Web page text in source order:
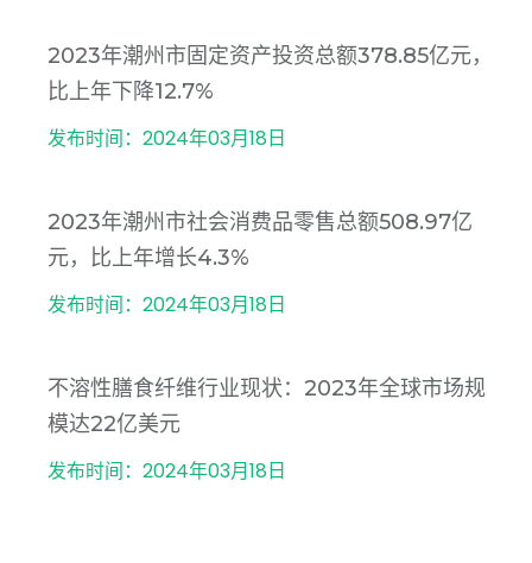
2023年潮州市固定资产投资总额378.85亿元，
比上年下降12.7%
发布时间：2024年03月18日
2023年潮州市社会消费品零售总额508.97亿
元，比上年增长4.3%
发布时间：2024年03月18日
不溶性膳食纤维行业现状：2023年全球市场规
模达22亿美元
发布时间：2024年03月18日